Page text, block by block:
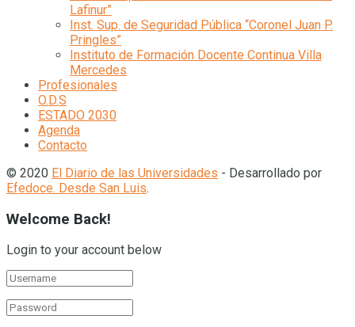
Lafinur”
Inst. Sup. de Seguridad Pública “Coronel Juan P.
Pringles”
Instituto de Formación Docente Continua Villa
Mercedes
Profesionales
O.D.S
ESTADO 2030
Agenda
Contacto
© 2020 El Diario de las Universidades - Desarrollado por
Efedoce. Desde San Luis.
Welcome Back!
Login to your account below